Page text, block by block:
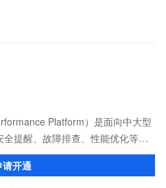
Platform）是面向中大型
提醒、故障排查、性能优化等服
工具链和服务，协助客户主动、
请开通